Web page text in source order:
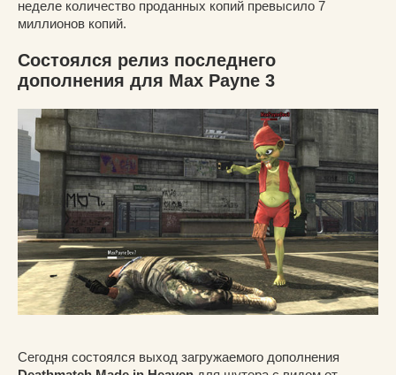
неделе количество проданных копий превысило 7
миллионов копий.
Состоялся релиз последнего
дополнения для Max Payne 3
Сегодня состоялся выход загружаемого дополнения